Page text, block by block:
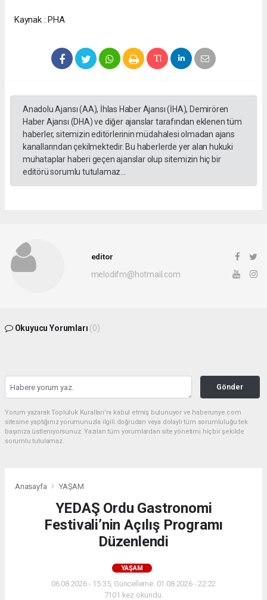
Kaynak : PHA
Anadolu Ajansı (AA), İhlas Haber Ajansı (İHA), Demirören
Haber Ajansı (DHA) ve diğer ajanslar tarafından eklenen tüm
haberler, sitemizin editörlerinin müdahalesi olmadan ajans
kanallarından çekilmektedir. Bu haberlerde yer alan hukuki
muhataplar haberi geçen ajanslar olup sitemizin hiç bir
editörü sorumlu tutulamaz...
editor
melodifm@hotmail.com
Okuyucu Yorumları (0)
Gönder
Yorum yazarak Topluluk Kuralları’nı kabul etmiş bulunuyor ve haberunye.com
sitesine yaptığınız yorumunuzla ilgili doğrudan veya dolaylı tüm sorumluluğu tek
başınıza üstleniyorsunuz. Yazılan tüm yorumlardan site yönetimi hiçbir şekilde
sorumlu tutulamaz.
Anasayfa YAŞAM
YEDAŞ Ordu Gastronomi
Festivali’nin Açılış Programı
Düzenlendi
YAŞAM
06.08.2026 - 15:35, Güncelleme: 01.08.2026 - 22:22
7101 kez okundu.